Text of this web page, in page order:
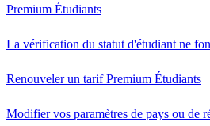
Premium Étudiants
La vérification du statut d'étudiant ne
Renouveler un tarif Premium Étudiants
Modifier vos paramètres de pays ou de